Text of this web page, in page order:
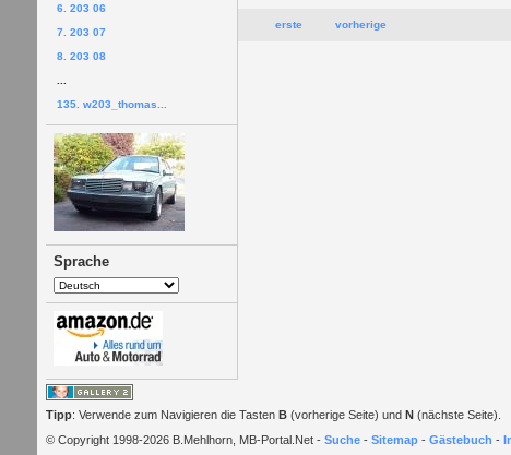
6. 203 06
7. 203 07
8. 203 08
135. w203_thomas...
Sprache
erste vorherige
Tipp: Verwende zum Navigieren die Tasten B(vorherige Seite) und N(nächste Seite).
© Copyright 1998-2026 B.Mehlhorn, MB-Portal.Net - Suche- Sitemap- Gästebuch -